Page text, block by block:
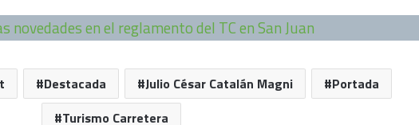
novedades en el reglamento del TC en San Juan
Destacada Julio César Catalán Magni
Portada
Turismo Carretera